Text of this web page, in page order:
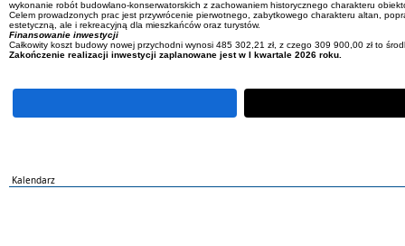
wykonanie robót budowlano-konserwatorskich z zachowaniem historycznego charakteru
Celem prowadzonych prac jest przywrócenie pierwotnego, zabytkowego charakteru altan,
estetyczną, ale i rekreacyjną dla mieszkańców oraz turystów.
Finansowanie inwestycji
Całkowity koszt budowy nowej przychodni wynosi 485 302,21 zł, z czego 309 900,00 zł to
Zakończenie realizacji inwestycji zaplanowane jest w I kwartale 2026 roku.
Kalendarz